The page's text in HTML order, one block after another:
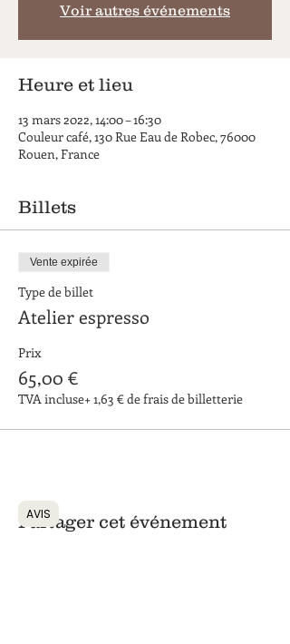
Voir autres événements
Heure et lieu
13 mars 2022, 14:00 – 16:30
Couleur café, 130 Rue Eau de Robec, 76000
Rouen, France
Billets
Vente expirée
Type de billet
Atelier espresso
Prix
65,00 €
TVA incluse+ 1,63 € de frais de billetterie
Partager cet événement
AVIS